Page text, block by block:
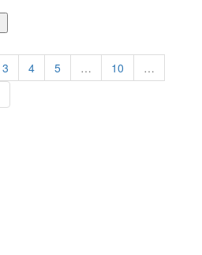
3 4 5 … 10
…